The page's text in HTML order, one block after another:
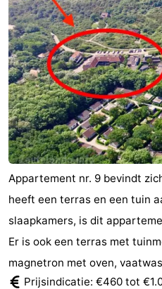
Appartement nr. 9 bevindt
heeft een terras en een tuin
slaapkamers, is dit
Er is ook een terras met
magnetron met oven,
Prijsindicatie: €460 tot